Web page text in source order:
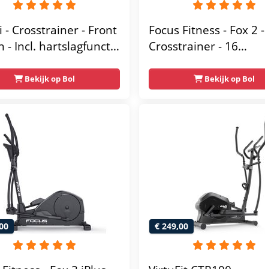
- Crosstrainer - Front
- Incl. hartslagfunctie
Trainer -
- Crosstrainer
Bekijk op Bol
Focus Fitness - Fox 2 -
Crosstrainer - 16
Weerstandsniveaus
Bekijk op Bol
€ 249,00